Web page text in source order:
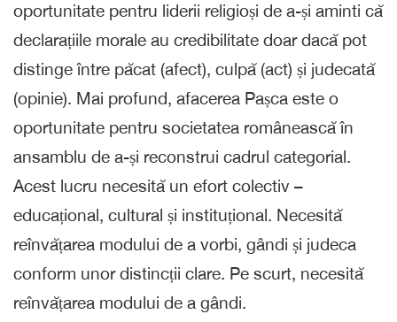
oportunitate pentru liderii religioși de a-și aminti că
declarațiile morale au credibilitate doar dacă pot
distinge între păcat (afect), culpă (act) și judecată
(opinie). Mai profund, afacerea Pașca este o
oportunitate pentru societatea românească în
ansamblu de a-și reconstrui cadrul categorial.
Acest lucru necesită un efort colectiv –
educațional, cultural și instituțional. Necesită
reînvățarea modului de a vorbi, gândi și judeca
conform unor distincții clare. Pe scurt, necesită
reînvățarea modului de a gândi.